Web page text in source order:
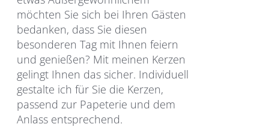
möchten Sie sich bei Ihren Gästen
bedanken, dass Sie diesen
besonderen Tag mit Ihnen feiern
und genießen? Mit meinen Kerzen
gelingt Ihnen das sicher. Individuell
gestalte ich für Sie die Kerzen,
passend zur Papeterie und dem
Anlass entsprechend.